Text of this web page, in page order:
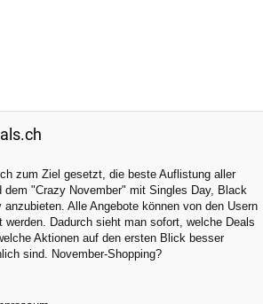
zum Ziel gesetzt, die beste Auflistung aller
dem "Crazy November" mit Singles Day, Black
anzubieten. Alle Angebote können von den Usern
werden. Dadurch sieht man sofort, welche Deals
Aktionen auf den ersten Blick besser
sind. November-Shopping?